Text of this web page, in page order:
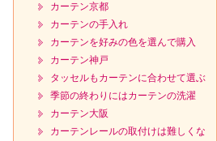
カーテン京都
カーテンの手入れ
カーテンを好みの色を選んで購入
カーテン神戸
タッセルもカーテンに合わせて選ぶ
季節の終わりにはカーテンの洗濯
カーテン大阪
カーテンレールの取付けは難しくな